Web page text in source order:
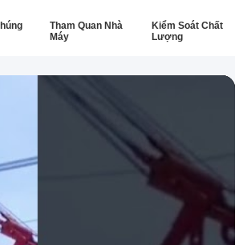
Tham Quan Nhà
Máy
Kiểm Soát Chất
Lượng